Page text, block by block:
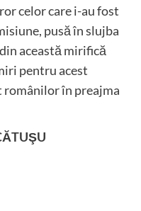
celor care i-au fost
pusă în slujba
această mirifică
pentru acest
în preajma